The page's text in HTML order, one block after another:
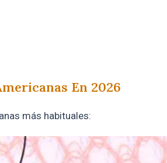
En 2026
más habituales: